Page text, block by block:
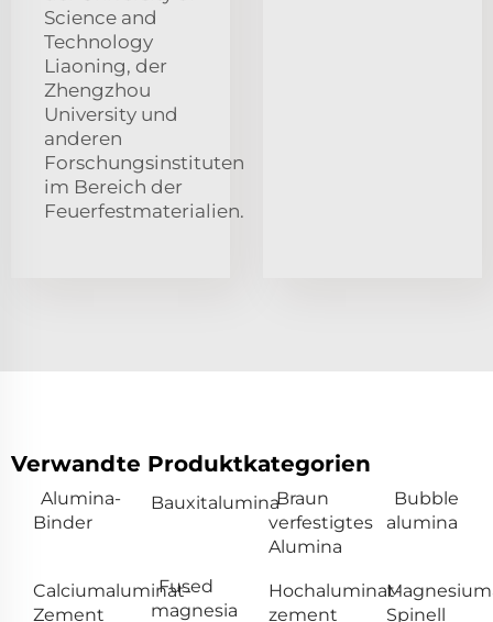
Science and
Technology
Liaoning, der
Zhengzhou
University und
anderen
Forschungsinstituten
im Bereich der
Feuerfestmaterialien.
Verwandte Produktkategorien
Alumina-
Binder
BauxitaluminaBraun
verfestigtes
Alumina
Bubble
alumina
Calciumaluminat-
Zement
Fused
magnesia
Hochaluminat-
zement
Spinell